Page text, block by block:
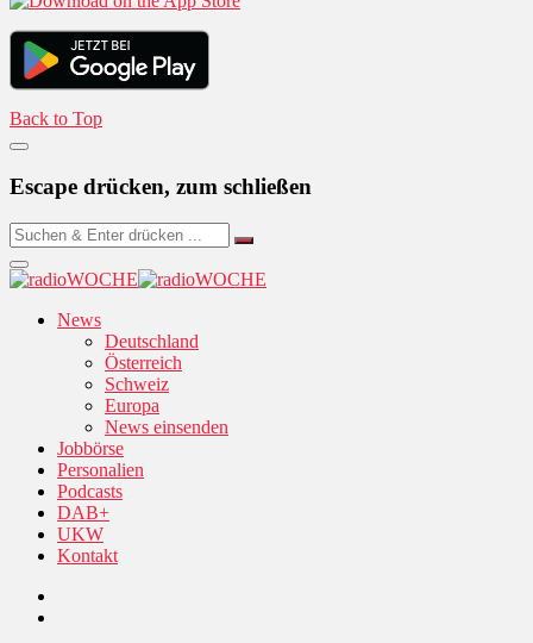
Back to Top
Escape drücken, zum schließen
News
Deutschland
Österreich
Schweiz
Europa
News einsenden
Jobbörse
Personalien
Podcasts
DAB+
UKW
Kontakt